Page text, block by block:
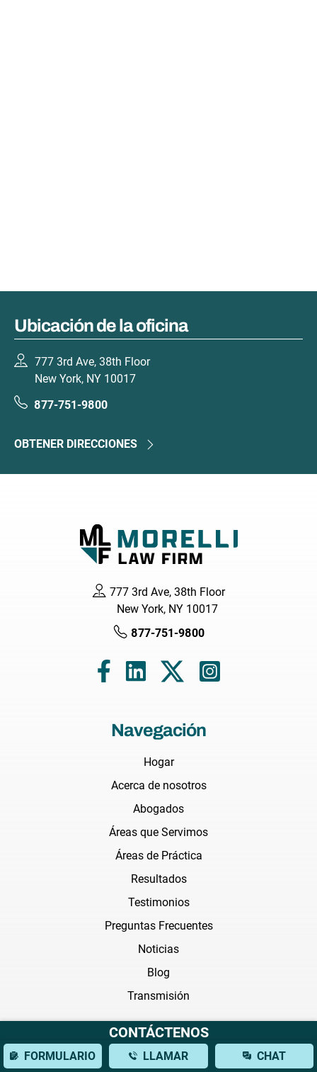
Ubicación de la oficina
777 3rd Ave, 38th Floor
New York, NY 10017
877-751-9800
OBTENER DIRECCIONES
777 3rd Ave, 38th Floor
New York, NY 10017
877-751-9800
Navegación
Hogar
Acerca de nosotros
Abogados
Áreas que Servimos
Áreas de Práctica
Resultados
Testimonios
Preguntas Frecuentes
Noticias
Blog
Transmisión
Areas de práctica
Abogado de accidentes de auto
CONTÁCTENOS
FORMULARIO LLAMAR CHAT